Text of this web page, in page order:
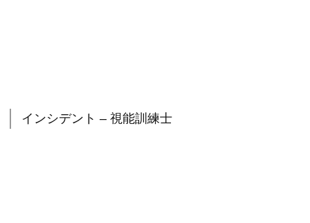
インシデント – 視能訓練士